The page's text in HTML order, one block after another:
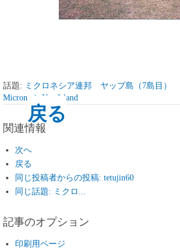
戻る
話題: ミクロネシア連邦 ヤップ島（7島目）
Micronesia Yap Island
関連情報
次へ
戻る
同じ投稿者からの投稿: tetujin60
同じ話題: ミクロ...
記事のオプション
印刷用ページ